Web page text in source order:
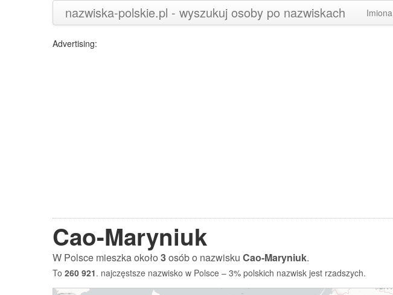
nazwiska-polskie.pl - wyszukuj osoby po nazwiskach Imiona
Advertising:
Cao-Maryniuk
W Polsce mieszka około3osób o nazwisku Cao-Maryniuk.
To 260 921. najczęstsze nazwisko w Polsce – 3% polskich nazwisk jest rzadszych.